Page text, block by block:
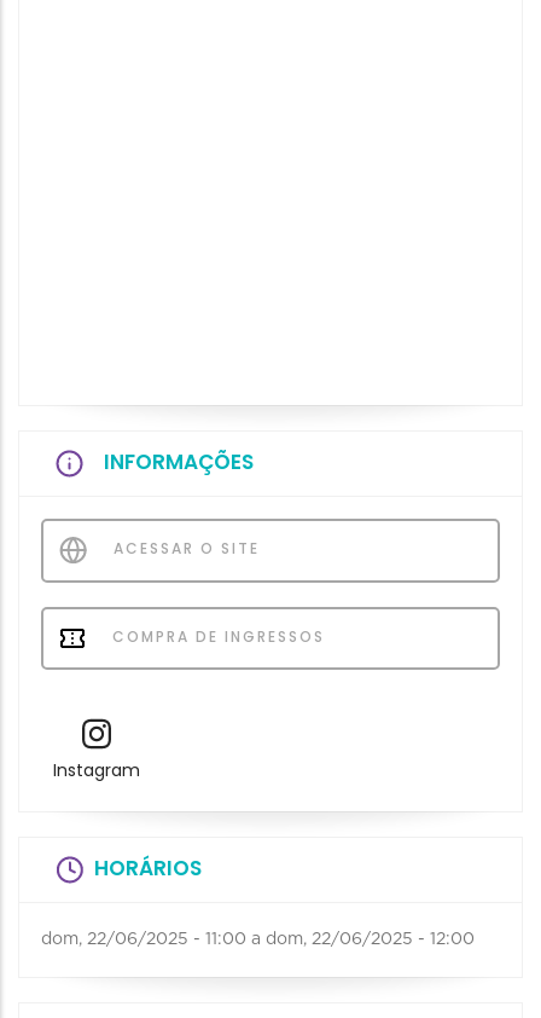
INFORMAÇÕES
ACESSAR O SITE
COMPRA DE INGRESSOS
Instagram
HORÁRIOS
dom, 22/06/2025 - 11:00 a dom, 22/06/2025 - 12:00